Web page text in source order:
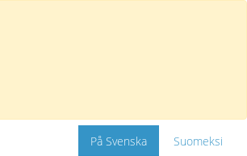
På Svenska Suomeksi